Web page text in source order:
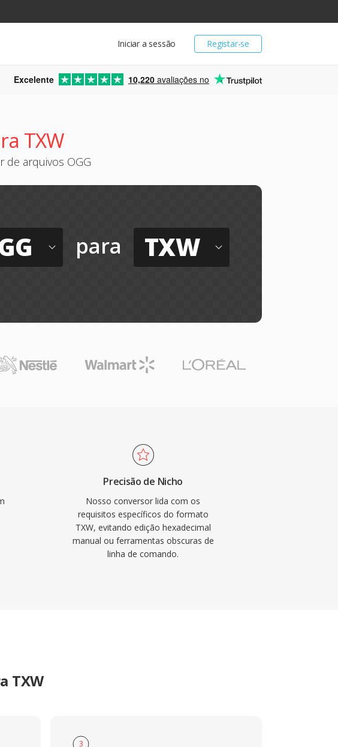
Registar-se
Iniciar a sessão
Excelente 10,220 avaliações no
TXW
de arquivos OGG
para TXW
Precisão de Nicho
Nosso conversor lida com os
requisitos específicos do formato
TXW, evitando edição hexadecimal
manual ou ferramentas obscuras de
linha de comando.
TXW
3